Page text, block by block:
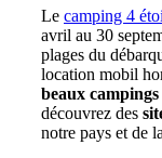
Le camping 4
avril au 30
plages du
location mobil
beaux campings
découvrez des
notre pays et de